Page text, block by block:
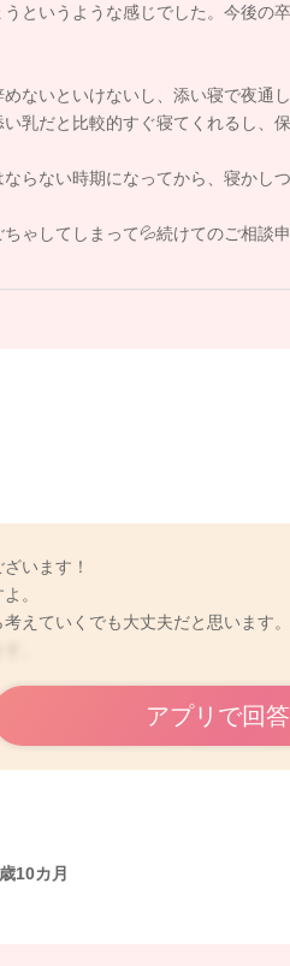
ずに、ヒートアップした場合は添
欲しがる理由に、そこでの栄養で
泊4日で帰省する予定なのですが、
た方がいいでしょうか？
しれませんね。
というような感じでした。今後の
ないといけないし、添い寝で夜通
乳だと比較的すぐ寝てくれるし、
らない時期になってから、寝かし
ゃしてしまって💦続けてのご相談
います！
。
えていくでも大丈夫だと思います。
アプリで回
10カ月